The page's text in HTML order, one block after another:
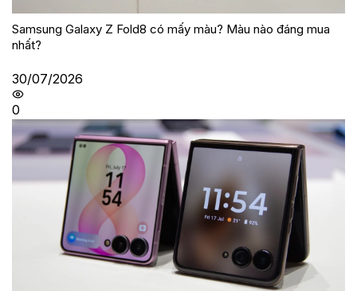
Samsung Galaxy Z Fold8 có mấy màu? Màu nào đáng mua
nhất?
30/07/2026
0